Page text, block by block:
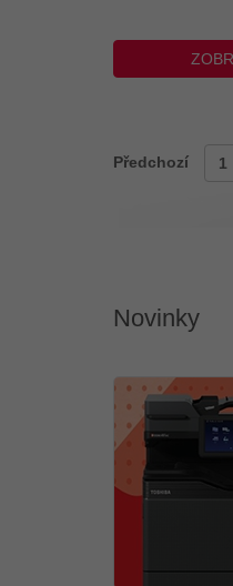
Předchozí 1
Novinky